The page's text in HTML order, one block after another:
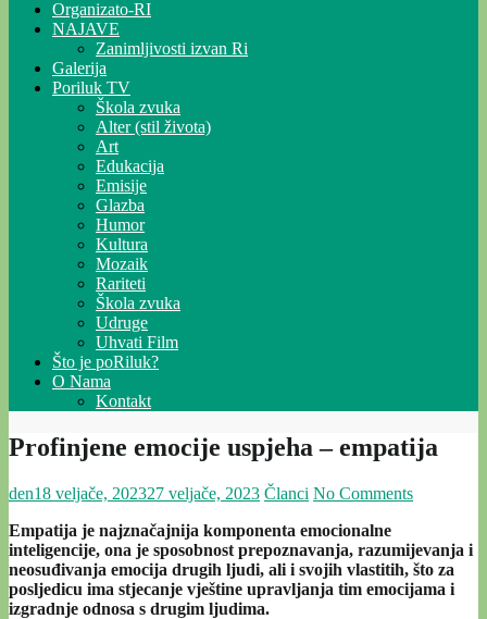
Organizato-RI
NAJAVE
Zanimljivosti izvan Ri
Galerija
Poriluk TV
Škola zvuka
Alter (stil života)
Art
Edukacija
Emisije
Glazba
Humor
Kultura
Mozaik
Rariteti
Škola zvuka
Udruge
Uhvati Film
Što je poRiluk?
O Nama
Kontakt
Profinjene emocije uspjeha – empatija
den18 veljače, 202327 veljače, 2023 Članci No Comments
Empatija je najznačajnija komponenta emocionalne
inteligencije, ona je sposobnost prepoznavanja, razumijevanja i
neosuđivanja emocija drugih ljudi, ali i svojih vlastitih, što za
posljedicu ima stjecanje vještine upravljanja tim emocijama i
izgradnje odnosa s drugim ljudima.